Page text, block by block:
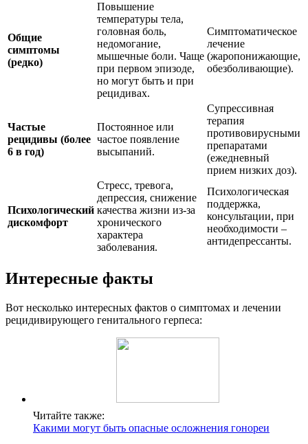
Общие
симптомы
(редко)
Повышение
температуры тела,
головная боль,
недомогание,
мышечные боли. Чаще
при первом эпизоде,
но могут быть и при
рецидивах.
Симптоматическое
лечение
(жаропонижающие,
обезболивающие).
Частые
рецидивы (более
6 в год)
Постоянное или
частое появление
высыпаний.
Супрессивная
терапия
противовирусными
препаратами
(ежедневный
прием низких доз).
Психологический
дискомфорт
Стресс, тревога,
депрессия, снижение
качества жизни из-за
хронического
характера
заболевания.
Психологическая
поддержка,
консультации, при
необходимости –
антидепрессанты.
Интересные факты
Вот несколько интересных фактов о симптомах и лечении
рецидивирующего генитального герпеса:
Читайте также:
Какими могут быть опасные осложнения гонореи